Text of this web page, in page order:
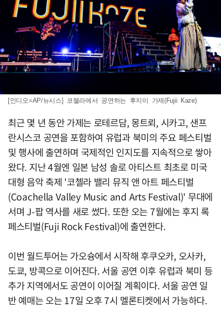
[인디오=AP/뉴시스] 코첼라에서 공연하는 후지이 가제(Fujii Kaze)
최근 몇 년 동안 가제는 로테르담, 몽트뢰, 시카고, 샌프
란시스코 공연을 포함하여 유럽과 북미의 주요 페스티벌
및 행사에 출연하며 국제적인 인지도를 지속적으로 쌓아
왔다. 지난 4월엔 일본 남성 솔로 아티스트 최초로 미국
대형 음악 축제 '코첼라 밸리 뮤직 앤 아트 페스티벌
(Coachella Valley Music and Arts Festival)' 무대에
서며 J-팝 역사를 새로 썼다. 또한 오는 7월에는 후지 록
페스티벌(Fuji Rock Festival)에 출연한다.
이번 월드투어는 가오슝에서 시작해 후쿠오카, 오사카,
도쿄, 방콕으로 이어진다. 서울 공연 이후 유럽과 북미 등
추가 지역에서도 공연이 이어질 계획이다. 서울 공연 일
반 예매는 오는 17일 오후 7시 멜론티켓에서 가능하다.